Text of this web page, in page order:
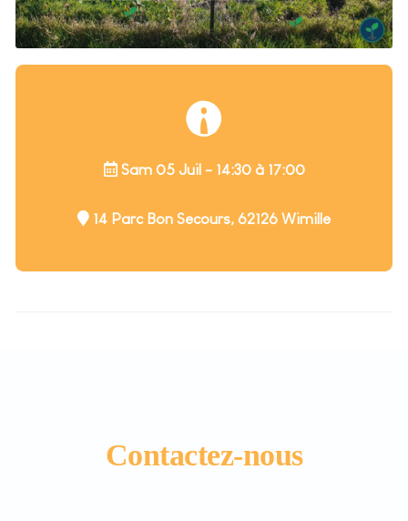
Sam 05 Juil - 14:30 à 17:00
14 Parc Bon Secours, 62126 Wimille
Contactez-nous